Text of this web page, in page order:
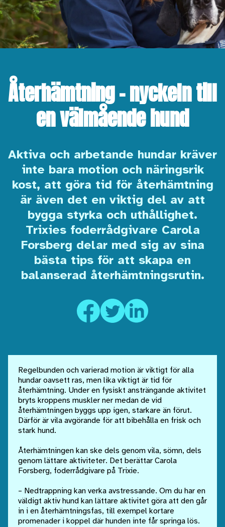
Återhämtning – nyckeln till
en välmående hund
Aktiva och arbetande hundar kräver
inte bara motion och näringsrik
kost, att göra tid för återhämtning
är även det en viktig del av att
bygga styrka och uthållighet.
Trixies foderrådgivare Carola
Forsberg delar med sig av sina
bästa tips för att skapa en
balanserad återhämtningsrutin.
Regelbunden och varierad motion är viktigt för alla
hundar oavsett ras, men lika viktigt är tid för
återhämtning. Under en fysiskt ansträngande aktivitet
bryts kroppens muskler ner medan de vid
återhämtningen byggs upp igen, starkare än förut.
Därför är vila avgörande för att bibehålla en frisk och
stark hund.
Återhämtningen kan ske dels genom vila, sömn, dels
genom lättare aktiviteter. Det berättar Carola
Forsberg, foderrådgivare på Trixie.
– Nedtrappning kan verka avstressande. Om du har en
väldigt aktiv hund kan lättare aktivitet göra att den går
in i en återhämtningsfas, till exempel kortare
promenader i koppel där hunden inte får springa lös.